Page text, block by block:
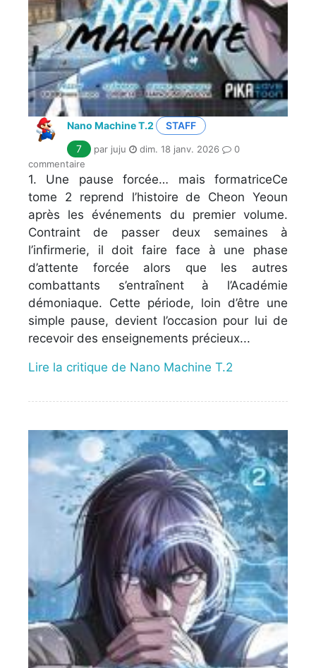
Nano Machine T.2
STAFF
7
par juju dim. 18 janv. 2026
0
commentaire
1. Une pause forcée… mais formatriceCe
tome 2 reprend l’histoire de Cheon Yeoun
après les événements du premier volume.
Contraint de passer deux semaines à
l’infirmerie, il doit faire face à une phase
d’attente forcée alors que les autres
combattants s’entraînent à l’Académie
démoniaque. Cette période, loin d’être une
simple pause, devient l’occasion pour lui de
recevoir des enseignements précieux...
Lire la critique de Nano Machine T.2